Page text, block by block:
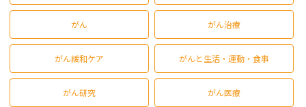
がん がん治療
がん緩和ケア がんと生活・運動・食事
がん研究 がん医療